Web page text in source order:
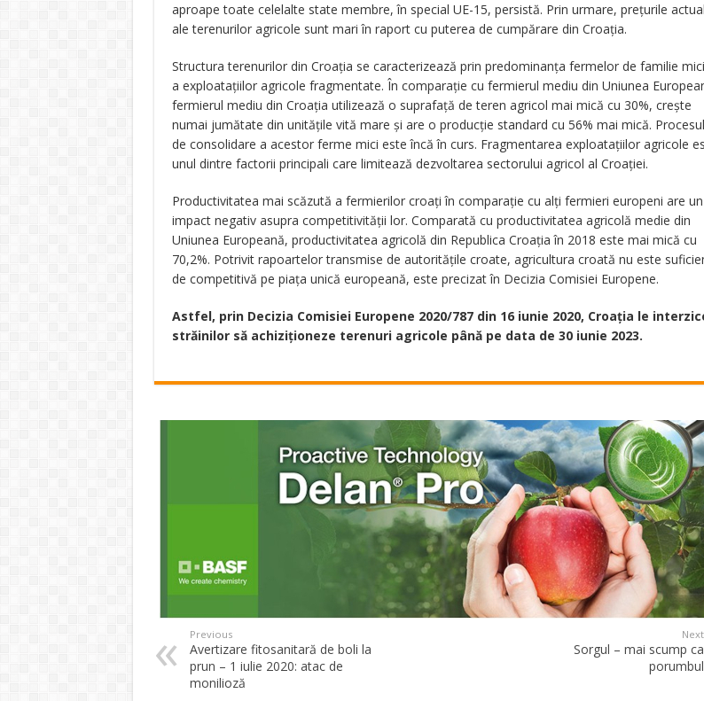
aproape toate celelalte state membre, în special UE-15, persistă. Prin urmare, prețurile
ale terenurilor agricole sunt mari în raport cu puterea de cumpărare din Croația.
Structura terenurilor din Croația se caracterizează prin predominanța fermelor de familie
a exploatațiilor agricole fragmentate. În comparație cu fermierul mediu din Uniunea
fermierul mediu din Croația utilizează o suprafață de teren agricol mai mică cu 30%, crește
numai jumătate din unitățile vită mare și are o producție standard cu 56% mai mică. Procesul
de consolidare a acestor ferme mici este încă în curs. Fragmentarea exploatațiilor agricole
unul dintre factorii principali care limitează dezvoltarea sectorului agricol al Croației.
Productivitatea mai scăzută a fermierilor croați în comparație cu alți fermieri europeni are un
impact negativ asupra competitivității lor. Comparată cu productivitatea agricolă medie din
Uniunea Europeană, productivitatea agricolă din Republica Croația în 2018 este mai mică cu
70,2%. Potrivit rapoartelor transmise de autoritățile croate, agricultura croată nu este
de competitivă pe piața unică europeană, este precizat în Decizia Comisiei Europene.
Astfel, prin Decizia Comisiei Europene 2020/787 din 16 iunie 2020, Croația le
străinilor să achiziționeze terenuri agricole până pe data de 30 iunie 2023.
Previous
Avertizare fitosanitară de boli la
prun – 1 iulie 2020: atac de
monilioză
Next
Sorgul – mai scump ca
porumbul